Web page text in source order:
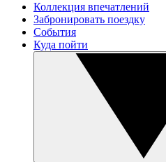
Коллекция впечатлений
Забронировать поездку
События
Куда пойти